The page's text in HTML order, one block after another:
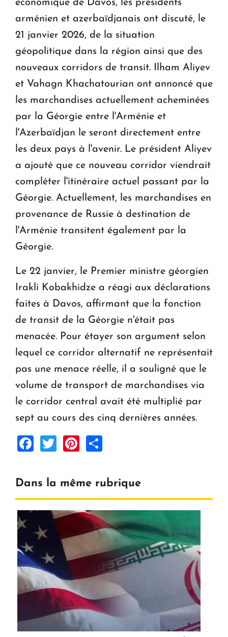
économique de Davos, les présidents
arménien et azerbaïdjanais ont discuté, le
21 janvier 2026, de la situation
géopolitique dans la région ainsi que des
nouveaux corridors de transit. Ilham Aliyev
et Vahagn Khachatourian ont annoncé que
les marchandises actuellement acheminées
par la Géorgie entre l'Arménie et
l'Azerbaïdjan le seront directement entre
les deux pays à l'avenir. Le président Aliyev
a ajouté que ce nouveau corridor viendrait
compléter l'itinéraire actuel passant par la
Géorgie. Actuellement, les marchandises en
provenance de Russie à destination de
l'Arménie transitent également par la
Géorgie.
Le 22 janvier, le Premier ministre géorgien
Irakli Kobakhidze a réagi aux déclarations
faites à Davos, affirmant que la fonction
de transit de la Géorgie n'était pas
menacée. Pour étayer son argument selon
lequel ce corridor alternatif ne représentait
pas une menace réelle, il a souligné que le
volume de transport de marchandises via
le corridor central avait été multiplié par
sept au cours des cinq dernières années.
Facebook
TwitterPinterest
Dans la même rubrique